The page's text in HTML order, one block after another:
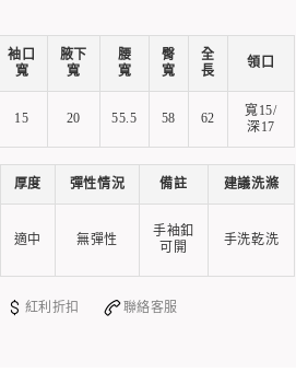
袖口
寬
腋下
寬
腰
寬
臀
寬
全
長
領口
15 20 55.5 58 62
寬15/
深17
厚度 彈性情況 備註 建議洗滌
適中 無彈性
手袖釦
可開
手洗乾洗
紅利折扣 聯絡客服